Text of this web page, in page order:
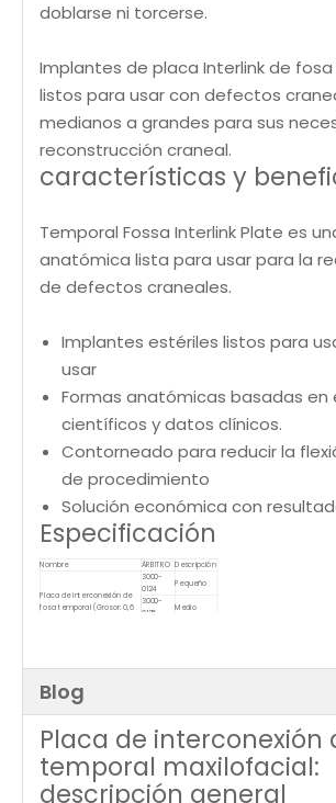
doblarse ni torcerse.
Implantes de placa Interlink de
listos para usar con defectos
medianos a grandes para sus
reconstrucción craneal.
características y
Temporal Fossa Interlink Plate es
anatómica lista para usar para la
de defectos craneales.
Implantes estériles listos para
usar
Formas anatómicas basadas en
científicos y datos clínicos.
Contorneado para reducir la
de procedimiento
Solución económica con
Especificación
Nombre ÁRBITRO Descripción
Placa de interconexión de
fosa temporal (Grosor: 0,6
3000-
0124
Pequeño
3000-
0125
Medio
Blog
Placa de interconexión
temporal maxilofacial:
descripción general